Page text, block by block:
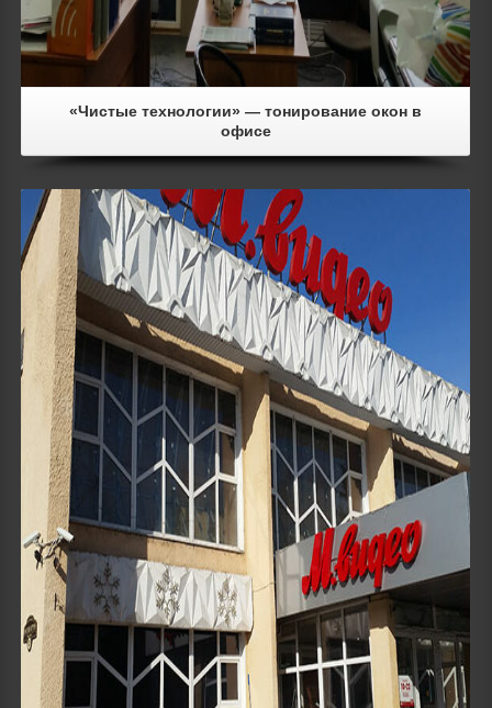
«Чистые технологии» — тонирование окон в
офисе
Details